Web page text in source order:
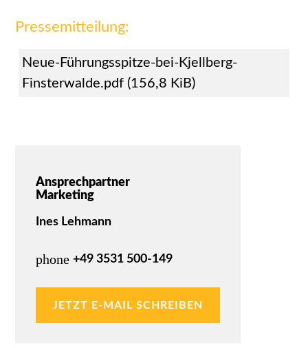
Pressemitteilung:
Neue-Führungsspitze-bei-Kjellberg-
Finsterwalde.pdf (156,8 KiB)
Ansprechpartner
Marketing
Ines Lehmann
phone +49 3531 500-149
JETZT E-MAIL SCHREIBEN